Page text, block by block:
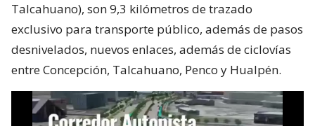
Talcahuano), son 9,3 kilómetros de trazado
exclusivo para transporte público, además de pasos
desnivelados, nuevos enlaces, además de ciclovías
entre Concepción, Talcahuano, Penco y Hualpén.